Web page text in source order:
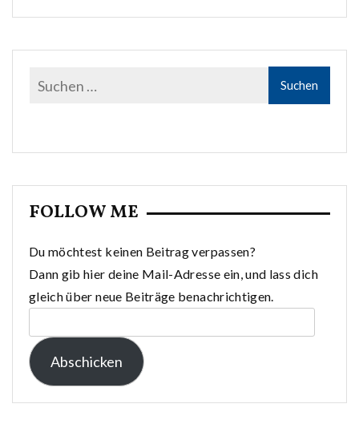
FOLLOW ME
Du möchtest keinen Beitrag verpassen?
Dann gib hier deine Mail-Adresse ein, und lass dich
gleich über neue Beiträge benachrichtigen.
Mail-
Adresse:
Abschicken